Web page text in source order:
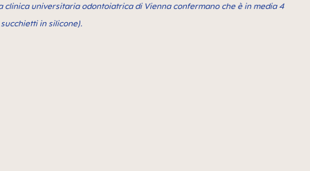
universitaria odontoiatrica di Vienna confermano che è in media 4
in silicone).